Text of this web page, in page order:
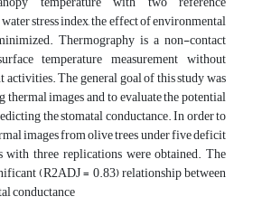
stress index, the effect of environmental
Thermography is a non-contact
temperature measurement without
The general goal of this study was
images and to evaluate the potential
the stomatal conductance. In order to
images from olive trees under five deficit
three replications were obtained. The
(R2ADJ = 0.83) relationship between
conductance